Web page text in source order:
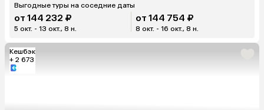
Выгодные туры на соседние даты
от 144 232 ₽
5 окт. - 13 окт., 8 н.
от 144 754 ₽
8 окт. - 16 окт., 8 н.
Кешбэк
+ 2 673